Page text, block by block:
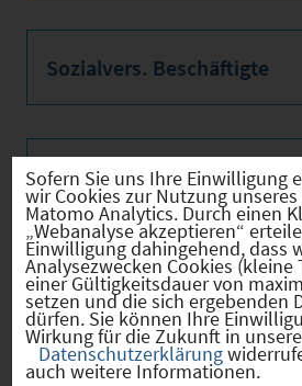
Sozialvers. Beschäftigte
Verkehrsinfrastruktur
Kommunale Infrastruktur
Sofern Sie uns Ihre Einwilligung
wir Cookies zur Nutzung
Matomo Analytics. Durch einen
„Webanalyse akzeptieren“
Einwilligung dahingehend, dass
Analysezwecken Cookies
einer Gültigkeitsdauer von
setzen und die sich ergebenden
dürfen. Sie können Ihre
Wirkung für die Zukunft in
Datenschutzerklärung
auch weitere Informationen.